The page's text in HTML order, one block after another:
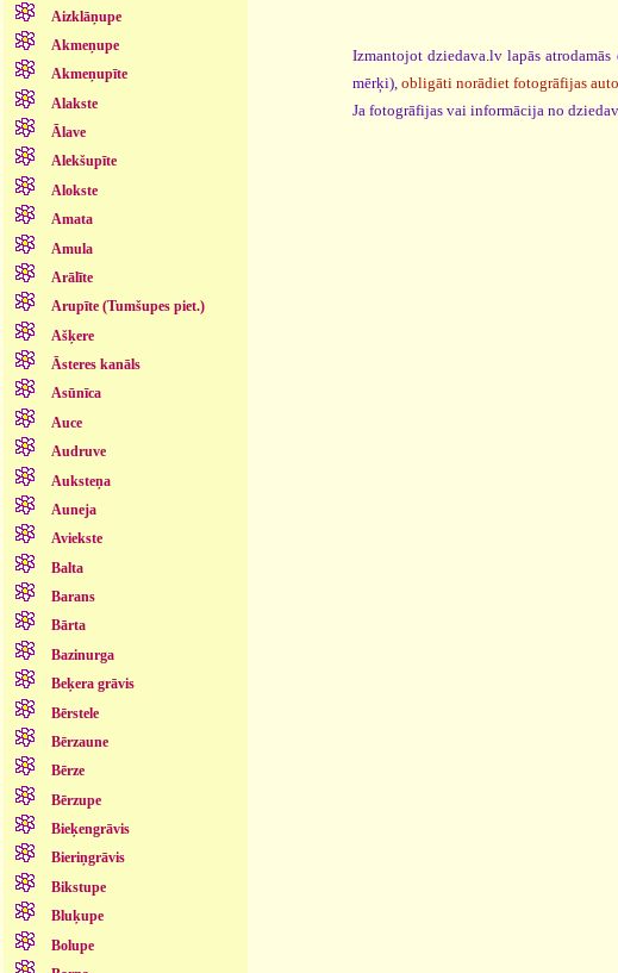
Aizklāņupe
Akmeņupe
Akmeņupīte
Alakste
Ālave
Alekšupīte
Alokste
Amata
Amula
Arālīte
Arupīte (Tumšupes piet.)
Ašķere
Āsteres kanāls
Asūnīca
Auce
Audruve
Auksteņa
Auneja
Aviekste
Balta
Barans
Bārta
Bazinurga
Beķera grāvis
Bērstele
Bērzaune
Bērze
Bērzupe
Bieķengrāvis
Bieriņgrāvis
Bikstupe
Bluķupe
Bolupe
Izmantojot dziedava.lv lapās
mērķi), obligāti norādiet fotogrāfijas
Ja fotogrāfijas vai informācija no